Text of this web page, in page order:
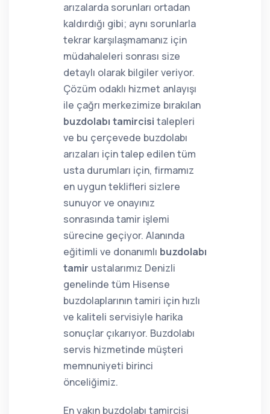
arızalarda sorunları ortadan
kaldırdığı gibi; aynı sorunlarla
tekrar karşılaşmamanız için
müdahaleleri sonrası size
detaylı olarak bilgiler veriyor.
Çözüm odaklı hizmet anlayışı
ile çağrı merkezimize bırakılan
buzdolabı tamircisi talepleri
ve bu çerçevede buzdolabı
arızaları için talep edilen tüm
usta durumları için, firmamız
en uygun teklifleri sizlere
sunuyor ve onayınız
sonrasında tamir işlemi
sürecine geçiyor. Alanında
eğitimli ve donanımlı buzdolabı
tamir ustalarımız Denizli
genelinde tüm Hisense
buzdolaplarının tamiri için hızlı
ve kaliteli servisiyle harika
sonuçlar çıkarıyor. Buzdolabı
servis hizmetinde müşteri
memnuniyeti birinci
önceliğimiz.
En yakın buzdolabı tamircisi